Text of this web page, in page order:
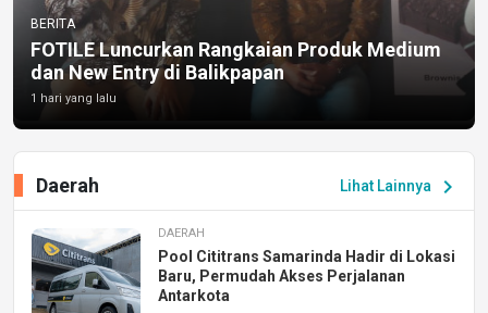
BERITA
FOTILE Luncurkan Rangkaian Produk Medium
dan New Entry di Balikpapan
1 hari yang lalu
Lihat Lainnya chevron_right
Daerah
DAERAH
Pool Cititrans Samarinda Hadir di Lokasi
Baru, Permudah Akses Perjalanan
Antarkota